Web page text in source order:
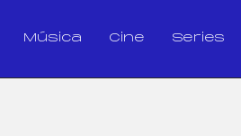
Música Cine Series